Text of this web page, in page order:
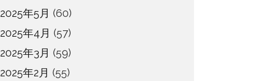
2025年5月 (60)
2025年4月 (57)
2025年3月 (59)
2025年2月 (55)